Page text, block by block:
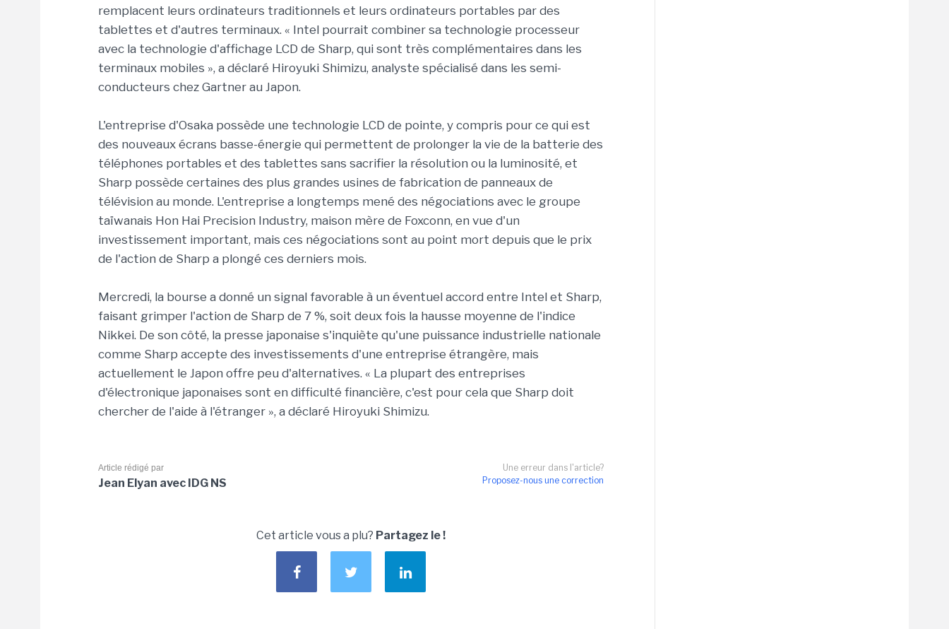
remplacent leurs ordinateurs traditionnels et leurs ordinateurs portables par des
tablettes et d'autres terminaux. « Intel pourrait combiner sa technologie processeur
avec la technologie d'affichage LCD de Sharp, qui sont très complémentaires dans les
terminaux mobiles », a déclaré Hiroyuki Shimizu, analyste spécialisé dans les semi-
conducteurs chez Gartner au Japon.
L'entreprise d'Osaka possède une technologie LCD de pointe, y compris pour ce qui est
des nouveaux écrans basse-énergie qui permettent de prolonger la vie de la batterie des
téléphones portables et des tablettes sans sacrifier la résolution ou la luminosité, et
Sharp possède certaines des plus grandes usines de fabrication de panneaux de
télévision au monde. L'entreprise a longtemps mené des négociations avec le groupe
taïwanais Hon Hai Precision Industry, maison mère de Foxconn, en vue d'un
investissement important, mais ces négociations sont au point mort depuis que le prix
de l'action de Sharp a plongé ces derniers mois.
Mercredi, la bourse a donné un signal favorable à un éventuel accord entre Intel et Sharp,
faisant grimper l'action de Sharp de 7 %, soit deux fois la hausse moyenne de l'indice
Nikkei. De son côté, la presse japonaise s'inquiète qu'une puissance industrielle nationale
comme Sharp accepte des investissements d'une entreprise étrangère, mais
actuellement le Japon offre peu d'alternatives. « La plupart des entreprises
d'électronique japonaises sont en difficulté financière, c'est pour cela que Sharp doit
chercher de l'aide à l'étranger », a déclaré Hiroyuki Shimizu.
Une erreur dans l'article?
Proposez-nous une correction
Article rédigé par
Jean Elyan avec IDG NS
Cet article vous a plu? Partagez le !